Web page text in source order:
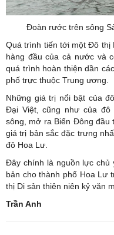
Đoàn rước trên sông
Quá trình tiến tới một Đô thị
hàng đầu của cả nước và
quá trình hoàn thiện dần
phố trực thuộc Trung ương.
Những giá trị nổi bật của
Đại Việt, cũng như của
sông, mở ra Biển Đông đầu
giá trị bản sắc đặc trưng
đô Hoa Lư.
Đây chính là nguồn lực chủ
bản cho thành phố Hoa Lư
thị Di sản thiên niên kỷ văn
Trần Anh